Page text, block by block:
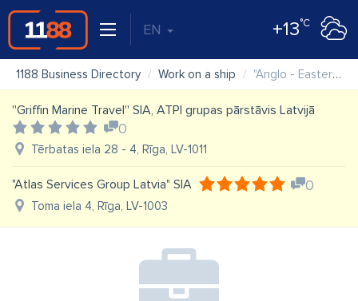
EN +13°C
1188 Business Directory Work on a ship "Anglo - Eastern UK Limited" filiāle Latvijā
''Griffin Marine Travel'' SIA, ATPI grupas pārstāvis Latvijā
0
Tērbatas iela 28 - 4, Rīga, LV-1011
"Atlas Services Group Latvia" SIA 0
Toma iela 4, Rīga, LV-1003